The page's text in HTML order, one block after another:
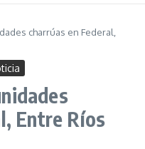
charrúas en Federal,
Entre Ríos